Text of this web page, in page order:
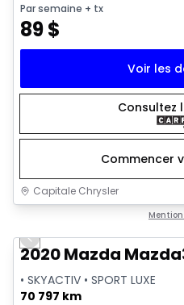
Par semaine + tx
89$
Voir les
Consultez
Commencer
Capitale Chrysler
Vidéo disponible
Previous slide
2020 Mazda
• SKYACTIV • SPORT LUXE
70 797 km